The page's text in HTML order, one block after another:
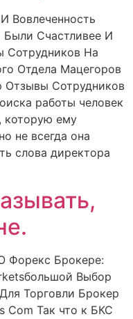
Вовлеченность
Были Счастливее И
Сотрудников На
Отдела Мацегоров
Отзывы Сотрудников
работы человек
которую ему
не всегда она
слова директора
Форекс Брокере:
Выбор
Торговли Брокер
Com Так что к БКС